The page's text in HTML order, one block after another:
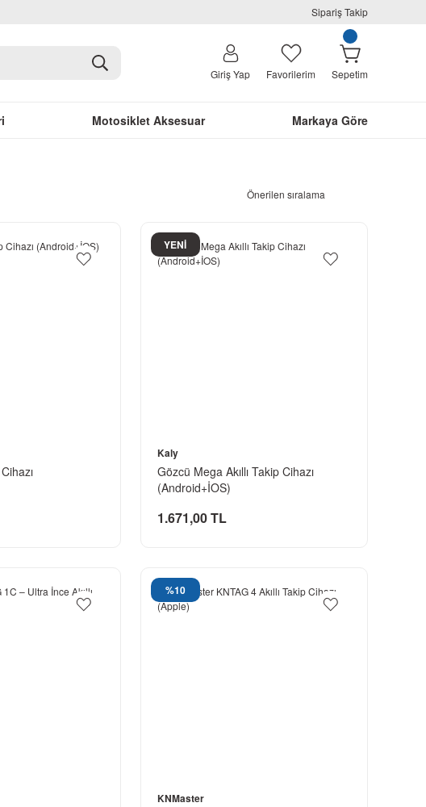
Sipariş Takip
Giriş Yap Favorilerim Sepetim
Motosiklet Aksesuar Markaya Göre
YENİ
Kaly
Gözcü Mega Akıllı Takip Cihazı
(Android+İOS)
1.671,00 TL
%10
KNMaster